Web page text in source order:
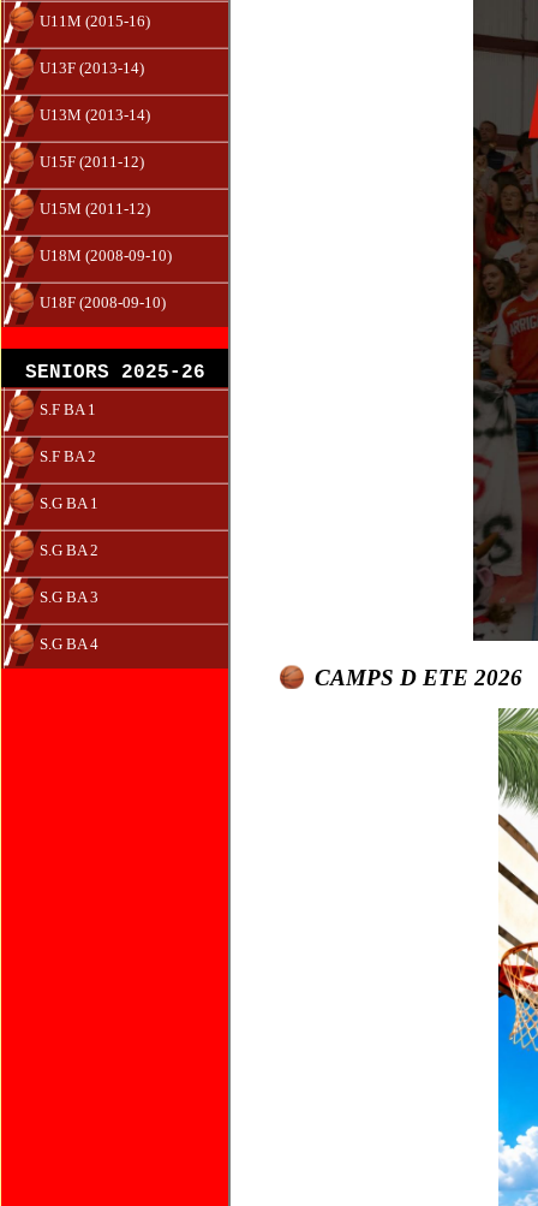
U11M (2015-16)
U13F (2013-14)
U13M (2013-14)
U15F (2011-12)
U15M (2011-12)
U18M (2008-09-10)
U18F (2008-09-10)
SENIORS 2025-26
S.F BA 1
S.F BA 2
S.G BA 1
S.G BA 2
S.G BA 3
S.G BA 4
CAMPS D ETE 2026